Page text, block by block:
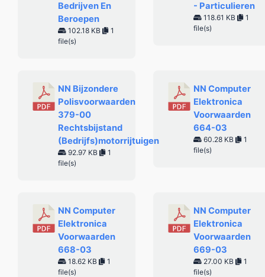
Bedrijven En
Beroepen
102.18 KB
1
file(s)
- Particulieren
118.61 KB
1
file(s)
NN Bijzondere
Polisvoorwaarden
379-00
Rechtsbijstand
(Bedrijfs)motorrijtuigen
92.97 KB
1
file(s)
NN Computer
Elektronica
Voorwaarden
664-03
60.28 KB
1
file(s)
NN Computer
Elektronica
Voorwaarden
668-03
18.62 KB
1
file(s)
NN Computer
Elektronica
Voorwaarden
669-03
27.00 KB
1
file(s)